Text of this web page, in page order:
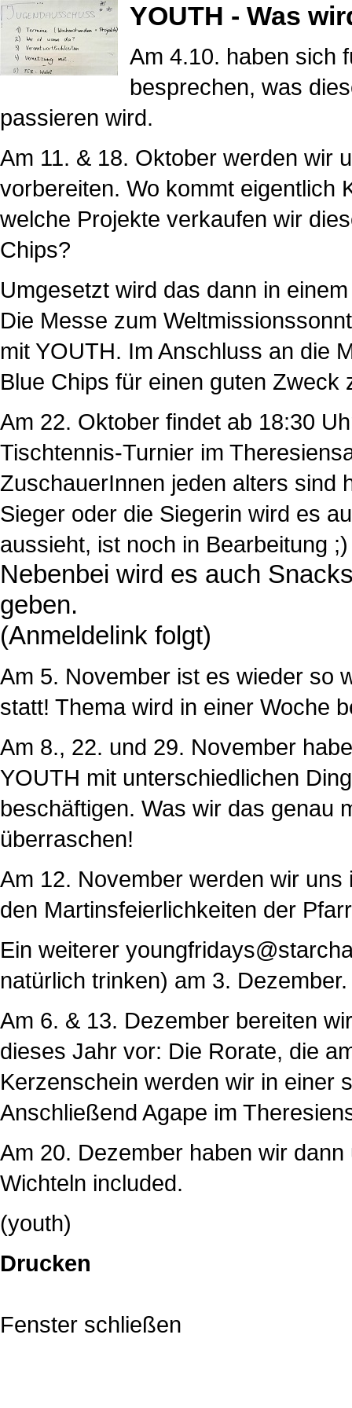
YOUTH - Was
Am 4.10. haben sich
besprechen, was
passieren wird.
Am 11. & 18. Oktober werden wir
vorbereiten. Wo kommt eigentlich
welche Projekte verkaufen wir
Chips?
Umgesetzt wird das dann in
Die Messe zum
mit YOUTH. Im Anschluss an die
Blue Chips für einen guten Zweck
Am 22. Oktober findet ab 18:30
Tischtennis-Turnier im
ZuschauerInnen jeden alters sind
Sieger oder die Siegerin wird es
aussieht, ist noch in Bearbeitung ;)
Nebenbei wird es auch
geben.
(Anmeldelink folgt)
Am 5. November ist es wieder so
statt! Thema wird in einer Woche
Am 8., 22. und 29. November
YOUTH mit unterschiedlichen
beschäftigen. Was wir das genau
überraschen!
Am 12. November werden wir
den Martinsfeierlichkeiten der
Ein weiterer
natürlich trinken) am 3. Dezember.
Am 6. & 13. Dezember bereiten
dieses Jahr vor: Die Rorate, die
Kerzenschein werden wir in einer
Anschließend Agape im
Am 20. Dezember haben wir
Wichteln included.
(youth)
Drucken
Fenster schließen